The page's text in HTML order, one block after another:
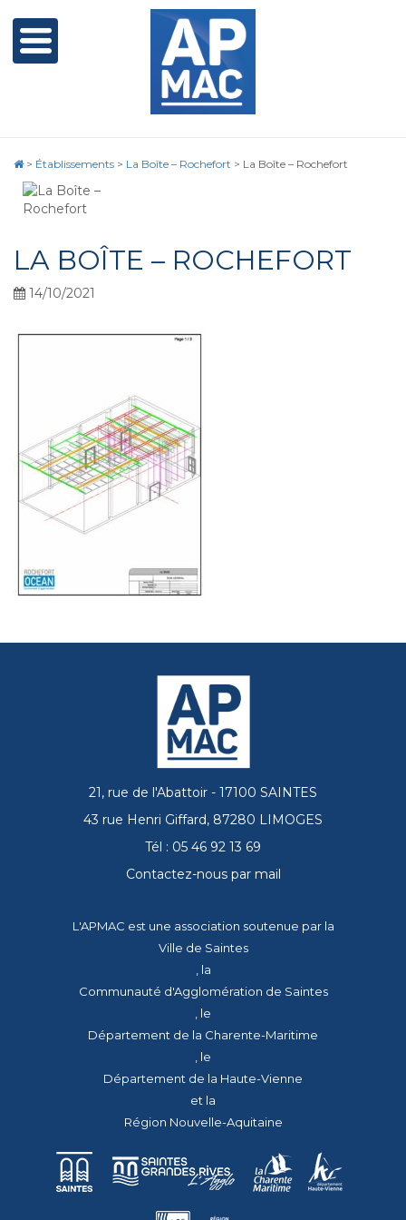
> Établissements > La Boîte – Rochefort > La Boîte – Rochefort
LA BOÎTE – ROCHEFORT
14/10/2021
21, rue de l'Abattoir - 17100 SAINTES
43 rue Henri Giffard, 87280 LIMOGES
Tél : 05 46 92 13 69
Contactez-nous par mail
L'APMAC est une association soutenue par la
Ville de Saintes
, la
Communauté d'Agglomération de Saintes
, le
Département de la Charente-Maritime
, le
Département de la Haute-Vienne
et la
Région Nouvelle-Aquitaine